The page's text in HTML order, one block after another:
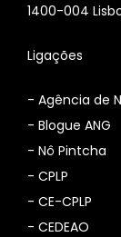
1400-004
Ligações
- Agência de
- Blogue ANG
- Nô Pintcha
- CPLP
- CE-CPLP
- CEDEAO